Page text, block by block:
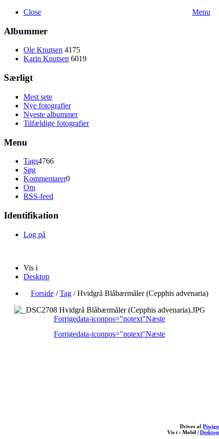
Menu
Close
Albummer
Ole Knutsen 4175
Karin Knutsen 6019
Særligt
Mest sete
Nye fotografier
Nyeste albummer
Tilfældige fotografier
Menu
Tags4766
Søg
Kommentarer0
Om
RSS-feed
Identifikation
Log på
Vis i
Desktop
Forside/Tag /Hvidgrå Blåbærmåler (Cepphis advenaria)
Forrigedata-iconpos="notext"Næste
Forrigedata-iconpos="notext"Næste
Drives af Piwigo
Vis i : Mobil | Desktop